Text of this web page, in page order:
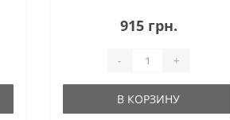
915 грн.
- +
В КОРЗИНУ